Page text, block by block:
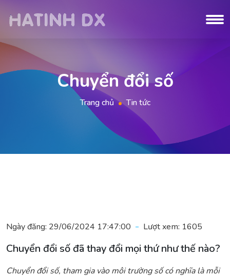
Chuyển đổi số
Trang chủ Tin tức
Ngày đăng: 29/06/2024 17:47:00 Lượt xem: 1605
Chuyển đổi số đã thay đổi mọi thứ như thế nào?
Chuyển đổi số, tham gia vào môi trường số có nghĩa là mỗi